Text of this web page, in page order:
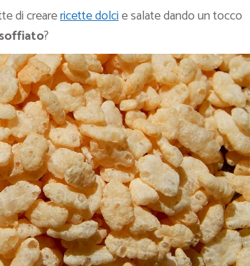
di crearericette dolcie salate dando un tocco
?